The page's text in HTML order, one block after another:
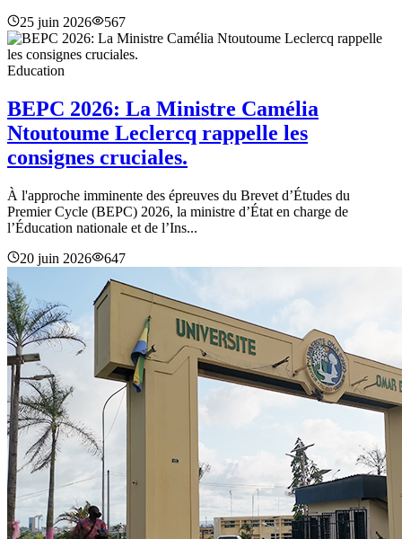
25 juin 2026
567
Education
BEPC 2026: La Ministre Camélia
Ntoutoume Leclercq rappelle les
consignes cruciales.
À l'approche imminente des épreuves du Brevet d’Études du
Premier Cycle (BEPC) 2026, la ministre d’État en charge de
l’Éducation nationale et de l’Ins...
20 juin 2026
647